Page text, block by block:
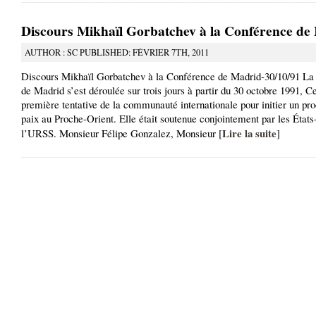
Discours Mikhaïl Gorbatchev à la Conférence
AUTHOR : SC PUBLISHED: FÉVRIER 7TH, 2011
Discours Mikhaïl Gorbatchev à la Conférence de Madrid-30/10/91
de Madrid s’est déroulée sur trois jours à partir du 30 octobre 1991,
première tentative de la communauté internationale pour initier un
paix au Proche-Orient. Elle était soutenue conjointement par les
l’URSS. Monsieur Félipe Gonzalez, Monsieur [Lire la suite]